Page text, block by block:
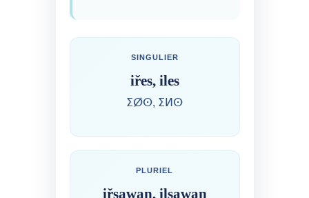
SINGULIER
iřes, iles
ⵉⵁⵙ, ⵉⵍⵙ
PLURIEL
iřsawan, ilsawan